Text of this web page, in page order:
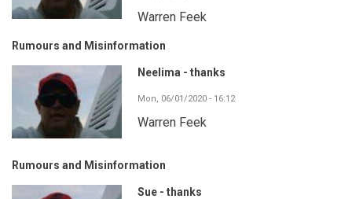
Warren Feek
Rumours and Misinformation
Neelima - thanks
Mon, 06/01/2020 - 16:12
Warren Feek
Rumours and Misinformation
Sue - thanks